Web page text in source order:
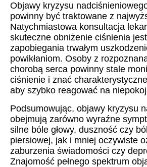
Objawy kryzysu
powinny być traktowane z
Natychmiastowa konsultacja
skuteczne obniżenie ciśnienia
zapobiegania trwałym
powikłaniom. Osoby z
chorobą serca powinny stale
ciśnienie i znać
aby szybko reagować na
Podsumowując, objawy kryzysu
obejmują zarówno wyraźne
silne bóle głowy, duszność czy
piersiowej, jak i mniej oczywiste
zaburzenia świadomości czy
Znajomość pełnego spektrum